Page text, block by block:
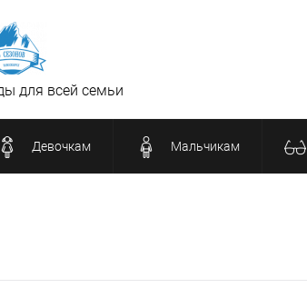
для всей семьи
Девочкам Мальчикам